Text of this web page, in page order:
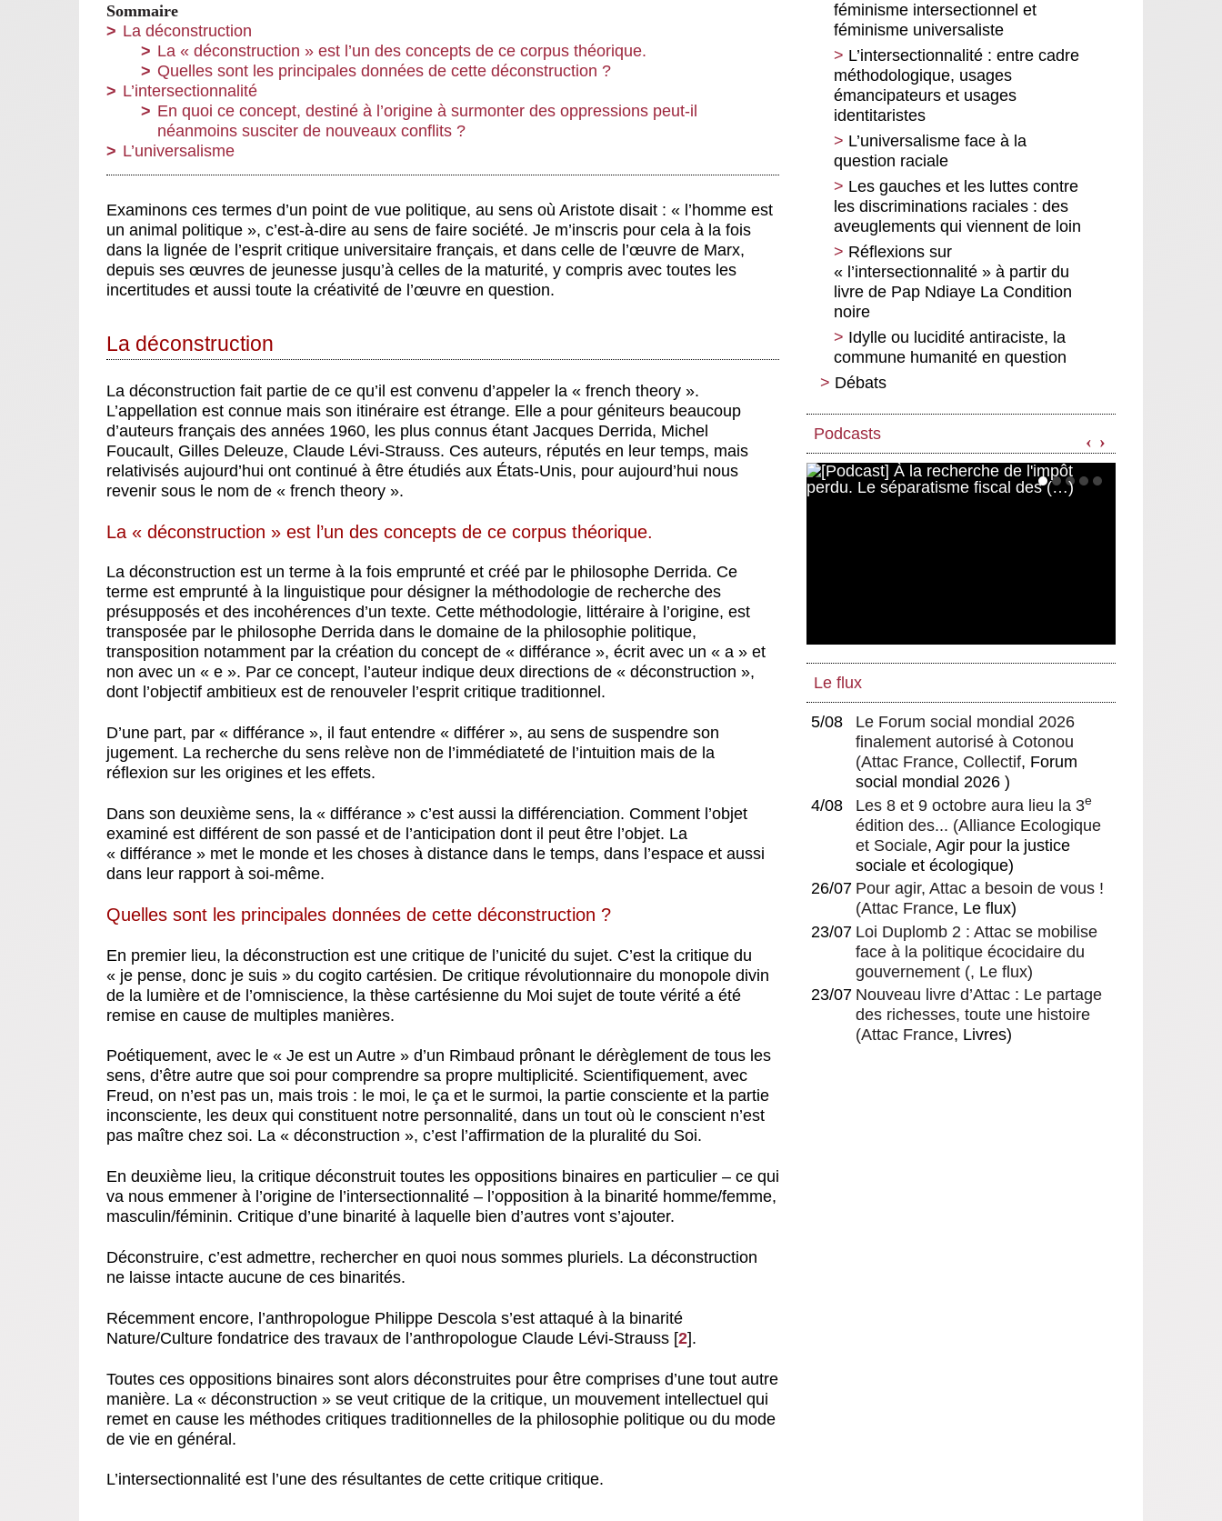
Sommaire
La déconstruction
La « déconstruction » est l’un des concepts de ce corpus théorique.
Quelles sont les principales données de cette déconstruction ?
L’intersectionnalité
En quoi ce concept, destiné à l’origine à surmonter des oppressions peut-il
néanmoins susciter de nouveaux conflits ?
L’universalisme
Examinons ces termes d’un point de vue politique, au sens où Aristote disait : « l’homme est
un animal politique », c’est-à-dire au sens de faire société. Je m’inscris pour cela à la fois
dans la lignée de l’esprit critique universitaire français, et dans celle de l’œuvre de Marx,
depuis ses œuvres de jeunesse jusqu’à celles de la maturité, y compris avec toutes les
incertitudes et aussi toute la créativité de l’œuvre en question.
La déconstruction
La déconstruction fait partie de ce qu’il est convenu d’appeler la « french theory ».
L’appellation est connue mais son itinéraire est étrange. Elle a pour géniteurs beaucoup
d’auteurs français des années 1960, les plus connus étant Jacques Derrida, Michel
Foucault, Gilles Deleuze, Claude Lévi-Strauss. Ces auteurs, réputés en leur temps, mais
relativisés aujourd’hui ont continué à être étudiés aux États-Unis, pour aujourd’hui nous
revenir sous le nom de « french theory ».
La « déconstruction » est l’un des concepts de ce corpus théorique.
La déconstruction est un terme à la fois emprunté et créé par le philosophe Derrida. Ce
terme est emprunté à la linguistique pour désigner la méthodologie de recherche des
présupposés et des incohérences d’un texte. Cette méthodologie, littéraire à l’origine, est
transposée par le philosophe Derrida dans le domaine de la philosophie politique,
transposition notamment par la création du concept de « différance », écrit avec un « a » et
non avec un « e ». Par ce concept, l’auteur indique deux directions de « déconstruction »,
dont l’objectif ambitieux est de renouveler l’esprit critique traditionnel.
D’une part, par « différance », il faut entendre « différer », au sens de suspendre son
jugement. La recherche du sens relève non de l’immédiateté de l’intuition mais de la
réflexion sur les origines et les effets.
Dans son deuxième sens, la « différance » c’est aussi la différenciation. Comment l’objet
examiné est différent de son passé et de l’anticipation dont il peut être l’objet. La
« différance » met le monde et les choses à distance dans le temps, dans l’espace et aussi
dans leur rapport à soi-même.
Quelles sont les principales données de cette déconstruction ?
En premier lieu, la déconstruction est une critique de l’unicité du sujet. C’est la critique du
« je pense, donc je suis » du cogito cartésien. De critique révolutionnaire du monopole divin
de la lumière et de l’omniscience, la thèse cartésienne du Moi sujet de toute vérité a été
remise en cause de multiples manières.
Poétiquement, avec le « Je est un Autre » d’un Rimbaud prônant le dérèglement de tous les
sens, d’être autre que soi pour comprendre sa propre multiplicité. Scientifiquement, avec
Freud, on n’est pas un, mais trois : le moi, le ça et le surmoi, la partie consciente et la partie
inconsciente, les deux qui constituent notre personnalité, dans un tout où le conscient n’est
pas maître chez soi. La « déconstruction », c’est l’affirmation de la pluralité du Soi.
En deuxième lieu, la critique déconstruit toutes les oppositions binaires en particulier – ce qui
va nous emmener à l’origine de l’intersectionnalité – l’opposition à la binarité homme/femme,
masculin/féminin. Critique d’une binarité à laquelle bien d’autres vont s’ajouter.
Déconstruire, c’est admettre, rechercher en quoi nous sommes pluriels. La déconstruction
ne laisse intacte aucune de ces binarités.
Récemment encore, l’anthropologue Philippe Descola s’est attaqué à la binarité
Nature/Culture fondatrice des travaux de l’anthropologue Claude Lévi-Strauss [2].
Toutes ces oppositions binaires sont alors déconstruites pour être comprises d’une tout autre
manière. La « déconstruction » se veut critique de la critique, un mouvement intellectuel qui
remet en cause les méthodes critiques traditionnelles de la philosophie politique ou du mode
de vie en général.
L’intersectionnalité est l’une des résultantes de cette critique critique.
féminisme intersectionnel et
féminisme universaliste
L’intersectionnalité : entre cadre
méthodologique, usages
émancipateurs et usages
identitaristes
L’universalisme face à la
question raciale
Les gauches et les luttes contre
les discriminations raciales : des
aveuglements qui viennent de loin
Réflexions sur
« l’intersectionnalité » à partir du
livre de Pap Ndiaye La Condition
noire
Idylle ou lucidité antiraciste, la
commune humanité en question
Débats
et réalité sociale
Sur le livre de François Dubet,
Tous inégaux, tous singuliers.
Repenser la solidarité
Podcasts ‹ ›
Le flux
5/08
Le Forum social mondial 2026
finalement autorisé à Cotonou
(Attac France, Collectif, Forum
social mondial 2026 )
4/08
Les 8 et 9 octobre aura lieu la 3e
édition des... (Alliance Ecologique
et Sociale, Agir pour la justice
sociale et écologique)
26/07 Pour agir, Attac a besoin de vous !
(Attac France, Le flux)
23/07 Loi Duplomb 2 : Attac se mobilise
face à la politique écocidaire du
gouvernement (, Le flux)
23/07 Nouveau livre d’Attac : Le partage
des richesses, toute une histoire
(Attac France, Livres)